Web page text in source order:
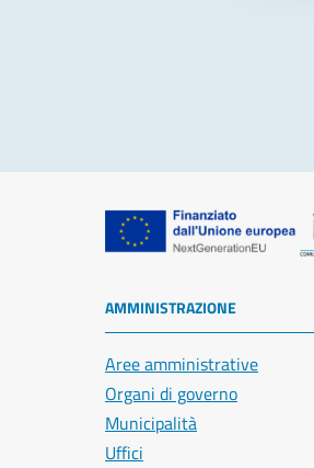
AMMINISTRAZIONE
Aree amministrative
Organi di governo
Municipalità
Uffici